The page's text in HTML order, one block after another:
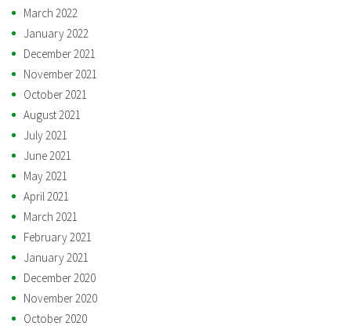
March 2022
January 2022
December 2021
November 2021
October 2021
August 2021
July 2021
June 2021
May 2021
April 2021
March 2021
February 2021
January 2021
December 2020
November 2020
October 2020